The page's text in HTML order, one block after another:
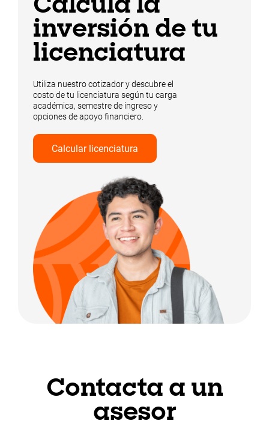
Calcula la
inversión de tu
licenciatura
Utiliza nuestro cotizador y descubre el
costo de tu licenciatura según tu carga
académica, semestre de ingreso y
opciones de apoyo financiero.
Calcular licenciatura
Contacta a un
asesor